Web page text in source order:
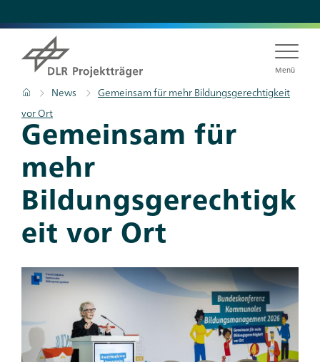
zum
Inhalt
Menü
Pfadnavigation
Startseite
News
Gemeinsam für mehr Bildungsgerechtigkeit
vor Ort
Gemeinsam für
mehr
Bildungsgerechtigk
eit vor Ort